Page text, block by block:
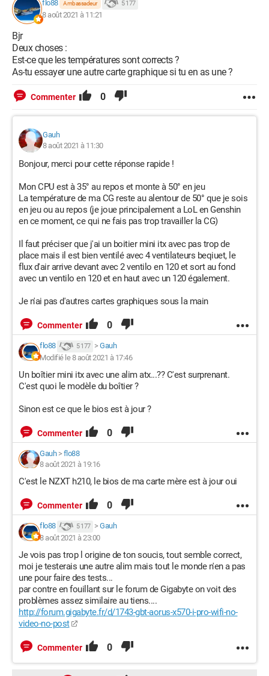
XML de l’événement :
<Event
xmlns="http://schemas.microsoft.com/win/2004/08/events/
event">
<System>
<Provider Name="Microsoft-Windows-Kernel-Power" Guid="
<EventID>41</EventID>
<Level>1</Level>
<Task>63</Task>
<Opcode>0</Opcode>
<Keywords>0x8000400000000002</Keywords>
<TimeCreated SystemTime="2021-08-
08T08:12:50.9962432Z" />
<EventRecordID>36644</EventRecordID>
<Correlation />
<Execution ProcessID="4" ThreadID="8" />
<Channel>System</Channel>
<Computer>PC-Eiko</Computer>
<Security UserID="S-1-5-18" />
</System>
<EventData>
<Data Name="BugcheckParameter1">0x0</Data>
<Data Name="BugcheckParameter3">0x0</Data>
<Data Name="BugcheckParameter4">0x0</Data>
<Data Name="SleepInProgress">0</Data>
<Data Name="PowerButtonTimestamp">0</Data>
<Data Name="BootAppStatus">0</Data>
<Data Name="Checkpoint">0</Data>
<Data Name="SystemSleepTransitionsToOn">3</Data>
<Data Name="BugcheckInfoFromEFI">false</Data>
<Data Name="CheckpointStatus">0</Data>
<Data Name="CsEntryScenarioInstanceIdV2">0</Data>
<Data Name="LongPowerButtonPressDetected">false</Data>
</EventData>
Puis une erreur matérielle :
Nom du journal :System
Source : Microsoft-Windows-WHEA-Logger
Date : 08/08/2021 10:12:58
ID de l’événement :18
Catégorie de la tâche :Aucun
Niveau : Erreur
Mots clés :
Utilisateur : SERVICE LOCAL
Ordinateur : PC-Eiko
Description :
Une erreur matérielle irrécupérable s’est produite.
flo88 Ambassadeur 5 177
8 août 2021 à 11:21
Bjr
Deux choses :
Est-ce que les températures sont corrects ?
As-tu essayer une autre carte graphique si tu en as une ?
Commenter 0
Gauh
8 août 2021 à 11:30
Bonjour, merci pour cette réponse rapide !
Mon CPU est à 35° au repos et monte à 50° en jeu
La température de ma CG reste au alentour de 50° que je sois
en jeu ou au repos (je joue principalement a LoL en Genshin
en ce moment, ce qui ne fais pas trop travailler la CG)
Il faut préciser que j'ai un boitier mini itx avec pas trop de
place mais il est bien ventilé avec 4 ventilateurs beqiuet, le
flux d'air arrive devant avec 2 ventilo en 120 et sort au fond
avec un ventilo en 120 et en haut avec un 120 également.
Je n'ai pas d'autres cartes graphiques sous la main
Commenter 0
flo88 5 177 > Gauh
Modifié le 8 août 2021 à 17:46
Un boîtier mini itx avec une alim atx...?? C'est surprenant.
C'est quoi le modèle du boîtier ?
Sinon est ce que le bios est à jour ?
Commenter 0
Gauh> flo88
8 août 2021 à 19:16
C'est le NZXT h210, le bios de ma carte mère est à jour oui
Commenter 0
flo88 5 177 > Gauh
8 août 2021 à 23:00
Je vois pas trop l origine de ton soucis, tout semble correct,
moi je testerais une autre alim mais tout le monde n'en a pas
une pour faire des tests...
par contre en fouillant sur le forum de Gigabyte on voit des
problèmes assez similaire au tiens....
http://forum.gigabyte.fr/d/1743-gbt-aorus-x570-i-pro-wifi-no-
video-no-post
Commenter 0